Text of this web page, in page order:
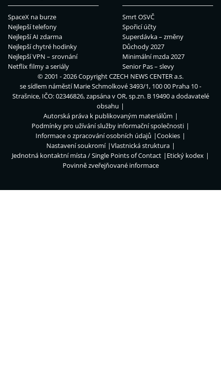
SpaceX na burze
Nejlepší telefony
Nejlepší AI zdarma
Nejlepší chytré hodinky
Nejlepší VPN – srovnání
Netflix filmy a seriály
Smrt OSVČ
Spořicí účty
Superdávka – změny
Důchody 2027
Minimální mzda 2027
Senior Pas – slevy
© 2001 - 2026 CopyrightCZECH NEWS CENTER a.s.
se sídlem náměstí Marie Schmolkové 3493/1, 100 00 Praha 10 -
Strašnice, IČO: 02346826, zapsána v OR, sp.zn. B 19490 a dodavatelé
obsahu
Autorská práva k publikovaným materiálům
Podmínky pro užívání služby informační společnosti
Informace o zpracování osobních údajů
Cookies
Nastavení soukromí
Vlastnická struktura
Jednotná kontaktní místa / Single Points of Contact
Etický kodex
Povinně zveřejňované informace